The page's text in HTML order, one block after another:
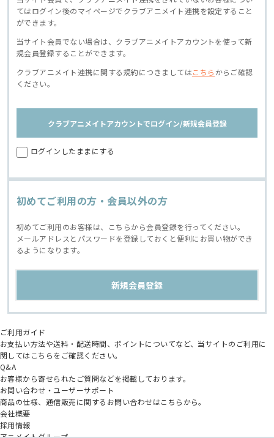
てはログイン後のマイページでクラブアニメイト連携を設定すること
ができます。
当サイト会員でない場合は、クラブアニメイトアカウントを使って新
規会員登録することができます。
クラブアニメイト連携に関する規約につきましてはこちら からご確認
ください。
クラブアニメイトアカウントでログイン/新規会員登録
ログインしたままにする
初めてご利用の方・会員以外の方
初めてご利用のお客様は、こちらから会員登録を行ってください。
メールアドレスとパスワードを登録しておくと便利にお買い物ができ
るようになります。
ご利用ガイド
お支払い方法や送料・配送時間、ポイントについてなど、当サイトのご利用に
関してはこちらをご確認ください。
Q&A
お客様から寄せられたご質問などを掲載しております。
お問い合わせ・ユーザーサポート
商品の仕様、通信販売に関するお問い合わせはこちらから。
会社概要
採用情報